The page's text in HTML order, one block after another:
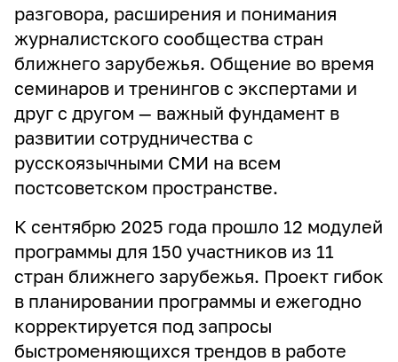
разговора, расширения и понимания
журналистского сообщества стран
ближнего зарубежья. Общение во время
семинаров и тренингов с экспертами и
друг с другом — важный фундамент в
развитии сотрудничества с
русскоязычными СМИ на всем
постсоветском пространстве.
К сентябрю 2025 года прошло 12 модулей
программы для 150 участников из 11
стран ближнего зарубежья. Проект гибок
в планировании программы и ежегодно
корректируется под запросы
быстроменяющихся трендов в работе